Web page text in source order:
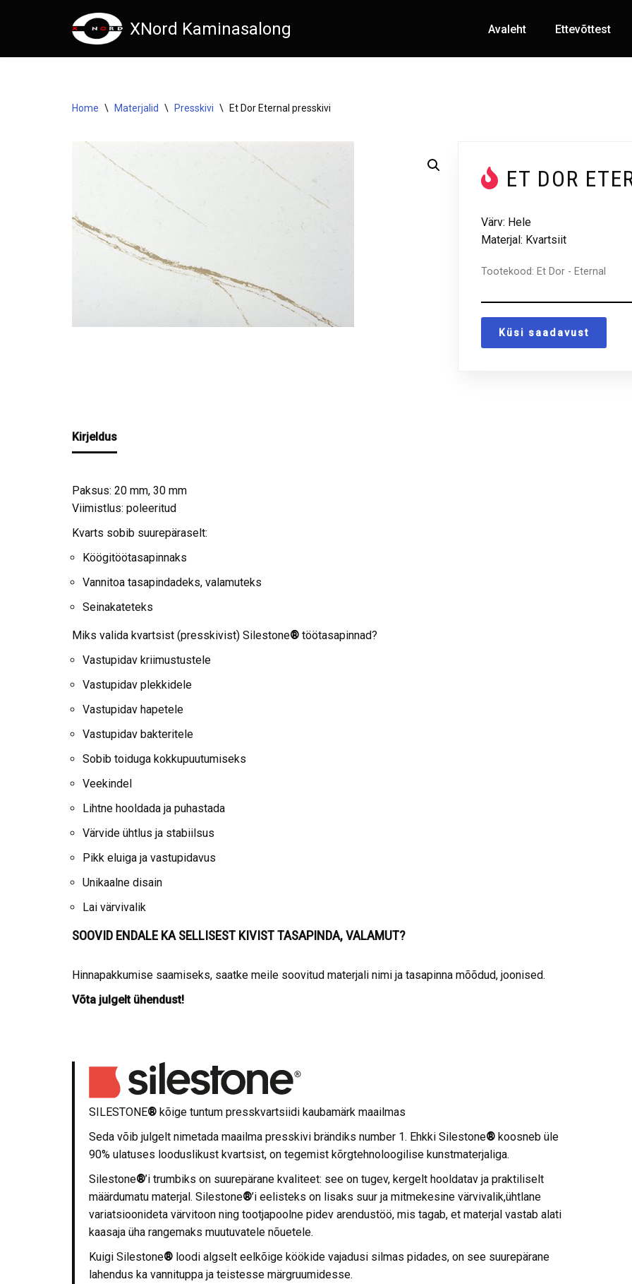
to
XNord Kaminasalong Avaleht Ettevõttest
Home \ Materjalid \ Presskivi \ Et Dor Eternal presskivi
ET DOR
Värv: Hele
Materjal: Kvartsiit
Tootekood:Et Dor - Eternal
Küsi saadavust
Kirjeldus
Paksus: 20 mm, 30 mm
Viimistlus: poleeritud
Kvarts sobib suurepäraselt:
Köögitöötasapinnaks
Vannitoa tasapindadeks, valamuteks
Seinakateteks
Miks valida kvartsist (presskivist) Silestone® töötasapinnad?
Vastupidav kriimustustele
Vastupidav plekkidele
Vastupidav hapetele
Vastupidav bakteritele
Sobib toiduga kokkupuutumiseks
Veekindel
Lihtne hooldada ja puhastada
Värvide ühtlus ja stabiilsus
Pikk eluiga ja vastupidavus
Unikaalne disain
Lai värvivalik
SOOVID ENDALE KA SELLISEST KIVIST TASAPINDA, VALAMUT?
Hinnapakkumise saamiseks, saatke meile soovitud materjali nimi ja tasapinna mõõdud, joonised.
Võta julgelt ühendust!
SILESTONE® kõige tuntum presskvartsiidi kaubamärk maailmas
Seda võib julgelt nimetada maailma presskivi brändiks number 1. Ehkki Silestone® koosneb üle
90% ulatuses looduslikust kvartsist, on tegemist kõrgtehnoloogilise kunstmaterjaliga.
Silestone®’i trumbiks on suurepärane kvaliteet: see on tugev, kergelt hooldatav ja praktiliselt
määrdumatu materjal. Silestone®’i eelisteks on lisaks suur ja mitmekesine värvivalik,ühtlane
variatsioonideta värvitoon ning tootjapoolne pidev arendustöö, mis tagab, et materjal vastab alati
kaasaja üha rangemaks muutuvatele nõuetele.
Kuigi Silestone® loodi algselt eelkõige köökide vajadusi silmas pidades, on see suurepärane
lahendus ka vannituppa ja teistesse märgruumidesse.